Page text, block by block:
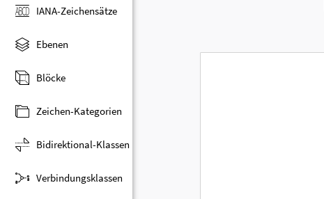
IANA-Zeichensätze
Ebenen
Blöcke
Zeichen-Kategorien
Bidirektional-Klassen
Verbindungsklassen